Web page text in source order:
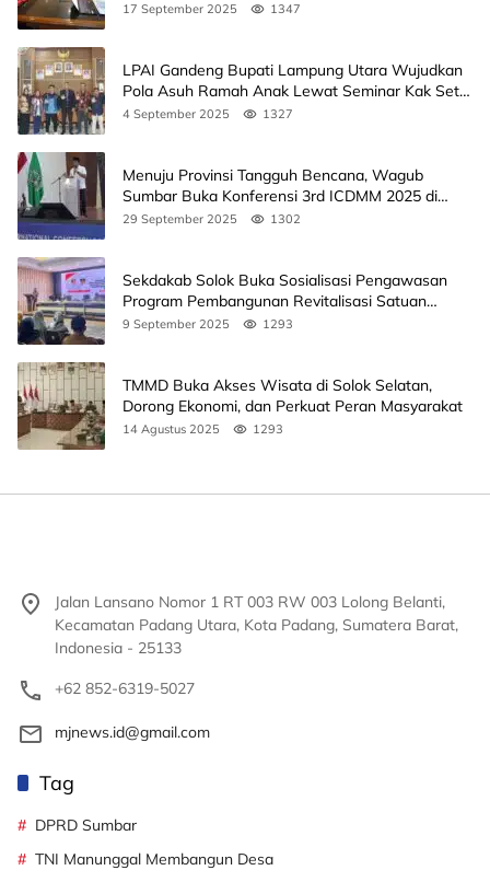
17 September 2025 1347
LPAI Gandeng Bupati Lampung Utara Wujudkan
Pola Asuh Ramah Anak Lewat Seminar Kak Seto,
Ini Jadwalnya
4 September 2025 1327
Menuju Provinsi Tangguh Bencana, Wagub
Sumbar Buka Konferensi 3rd ICDMM 2025 di
Unand
29 September 2025 1302
Sekdakab Solok Buka Sosialisasi Pengawasan
Program Pembangunan Revitalisasi Satuan
Pendidikan
9 September 2025 1293
TMMD Buka Akses Wisata di Solok Selatan,
Dorong Ekonomi, dan Perkuat Peran Masyarakat
14 Agustus 2025 1293
Jalan Lansano Nomor 1 RT 003 RW 003 Lolong Belanti,
Kecamatan Padang Utara, Kota Padang, Sumatera Barat,
Indonesia - 25133
+62 852-6319-5027
mjnews.id@gmail.com
Tag
DPRD Sumbar
TNI Manunggal Membangun Desa